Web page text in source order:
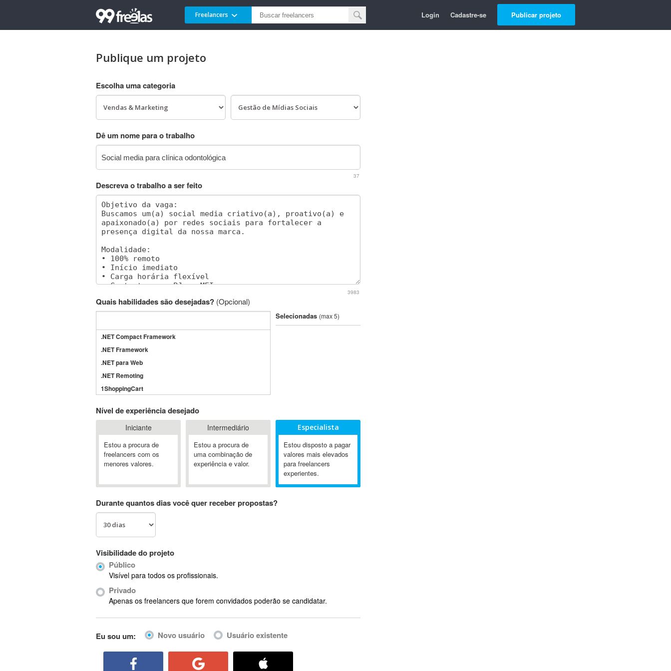
Freelancers Login Cadastre-se Publicar projeto
Publique um projeto
Escolha uma categoria
Dê um nome para o trabalho
37
Descreva o trabalho a ser feito
3983
Quais habilidades são desejadas? (Opcional)
.NET Compact Framework
.NET Framework
.NET para Web
.NET Remoting
1ShoppingCart
3GSM
4D Dimension
802.11
A&P
A-GPS
Ab Initio
ABIS
AbleCommerce
Ableton Live
Abstract Window Toolkit (AWT)
Selecionadas (max 5)
Nível de experiência desejado
Iniciante
Estou a procura de
freelancers com os
menores valores.
Intermediário
Estou a procura de
uma combinação de
experiência e valor.
Especialista
Estou disposto a pagar
valores mais elevados
para freelancers
experientes.
Durante quantos dias você quer receber propostas?
Visibilidade do projeto
Público
Visível para todos os profissionais.
Privado
Apenas os freelancers que forem convidados poderão se candidatar.
Eu sou um: Novo usuário Usuário existente